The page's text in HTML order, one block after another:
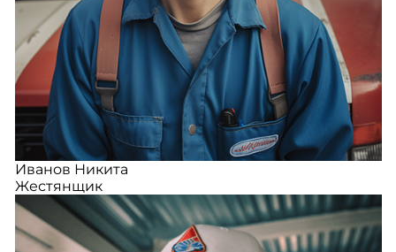
Иванов Никита
Жестянщик